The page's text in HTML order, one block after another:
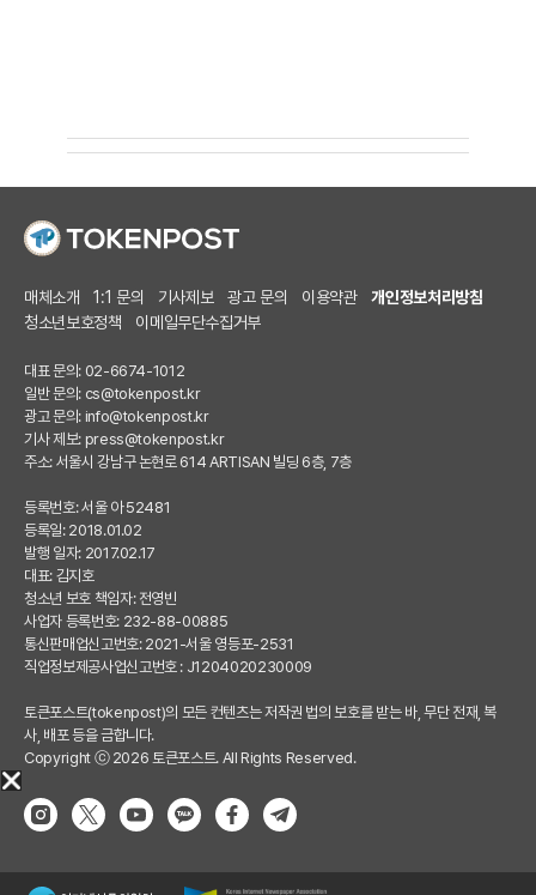
매체소개 1:1 문의 기사제보 광고 문의 이용약관
개인정보처리방침
청소년보호정책
이메일무단수집거부
대표 문의: 02-6674-1012
일반 문의: cs@tokenpost.kr
광고 문의: info@tokenpost.kr
기사 제보: press@tokenpost.kr
주소: 서울시 강남구 논현로 614 ARTISAN 빌딩 6층, 7층
등록번호: 서울 아 52481
등록일: 2018.01.02
발행 일자: 2017.02.17
대표: 김지호
청소년 보호 책임자: 전영빈
사업자 등록번호: 232-88-00885
통신판매업신고번호: 2021-서울 영등포-2531
직업정보제공사업신고번호 : J1204020230009
토큰포스트(tokenpost)의 모든 컨텐츠는 저작권 법의 보호를 받는 바, 무단 전재, 복
사, 배포 등을 금합니다.
Copyright ⓒ 2026 토큰포스트. All Rights Reserved.